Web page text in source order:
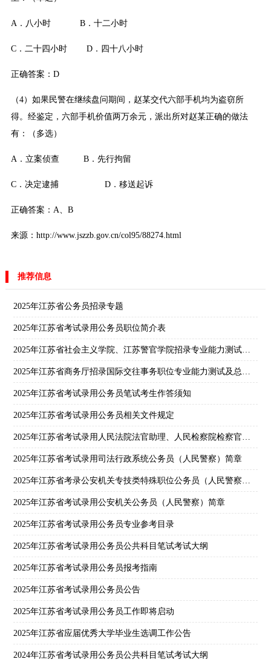
A．八小时 B．十二小时
C．二十四小时 D．四十八小时
正确答案：D
（4）如果民警在继续盘问期间，赵某交代六部手机均为盗窃所
得。经鉴定，六部手机价值两万余元，派出所对赵某正确的做法
有：（多选）
A．立案侦查 B．先行拘留
C．决定逮捕 D．移送起诉
正确答案：A、B
来源：http://www.jszzb.gov.cn/col95/88274.html
推荐信息
2025年江苏省公务员招录专题
2025年江苏省考试录用公务员职位简介表
2025年江苏省考试录用公务员笔试考生作答须知
2025年江苏省考试录用公务员相关文件规定
2025年江苏省考试录用司法行政系统公务员（人民警察）简章
2025年江苏省考试录用公安机关公务员（人民警察）简章
2025年江苏省考试录用公务员专业参考目录
2025年江苏省考试录用公务员公共科目笔试考试大纲
2025年江苏省考试录用公务员报考指南
2025年江苏省考试录用公务员公告
2025年江苏省考试录用公务员工作即将启动
2025年江苏省应届优秀大学毕业生选调工作公告
2024年江苏省考试录用公务员公共科目笔试考试大纲